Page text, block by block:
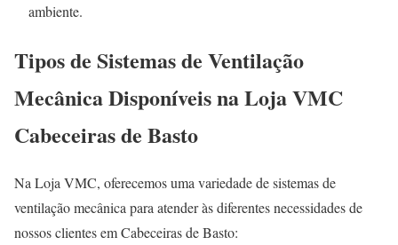
ambiente.
Tipos de Sistemas de Ventilação
Mecânica Disponíveis na Loja VMC
Cabeceiras de Basto
Na Loja VMC, oferecemos uma variedade de sistemas de
ventilação mecânica para atender às diferentes necessidades de
nossos clientes em Cabeceiras de Basto: